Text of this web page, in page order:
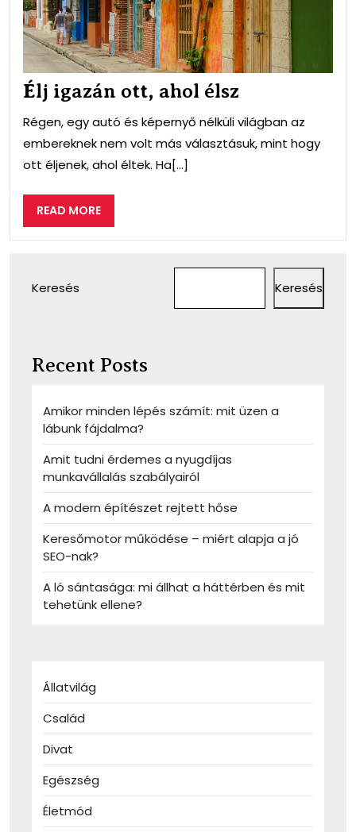
Élj igazán ott, ahol élsz
Régen, egy autó és képernyő nélküli világban az
embereknek nem volt más választásuk, mint hogy
ott éljenek, ahol éltek. Ha[...]
READ MOREREAD
MORE
Keresés Keresés
Recent Posts
Amikor minden lépés számít: mit üzen a
lábunk fájdalma?
Amit tudni érdemes a nyugdíjas
munkavállalás szabályairól
A modern építészet rejtett hőse
Keresőmotor működése – miért alapja a jó
SEO-nak?
A ló sántasága: mi állhat a háttérben és mit
tehetünk ellene?
Állatvilág
Család
Divat
Egészség
Életmód